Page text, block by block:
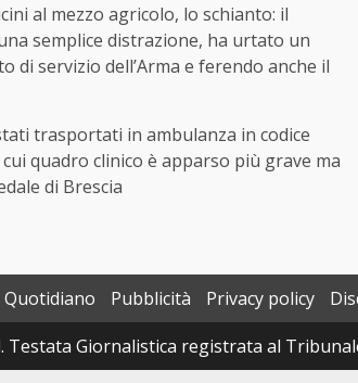
al mezzo agricolo, lo schianto: il
semplice distrazione, ha urtato un
servizio dell’Arma e ferendo anche il
trasportati in ambulanza in codice
quadro clinico è apparso più grave ma
di Brescia
Quotidiano Pubblicità Privacy policy
Giornalistica registrata al